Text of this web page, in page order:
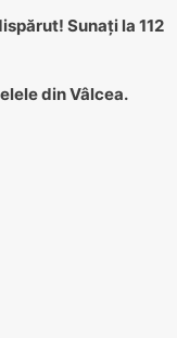
Sunați la 112
din Vâlcea.